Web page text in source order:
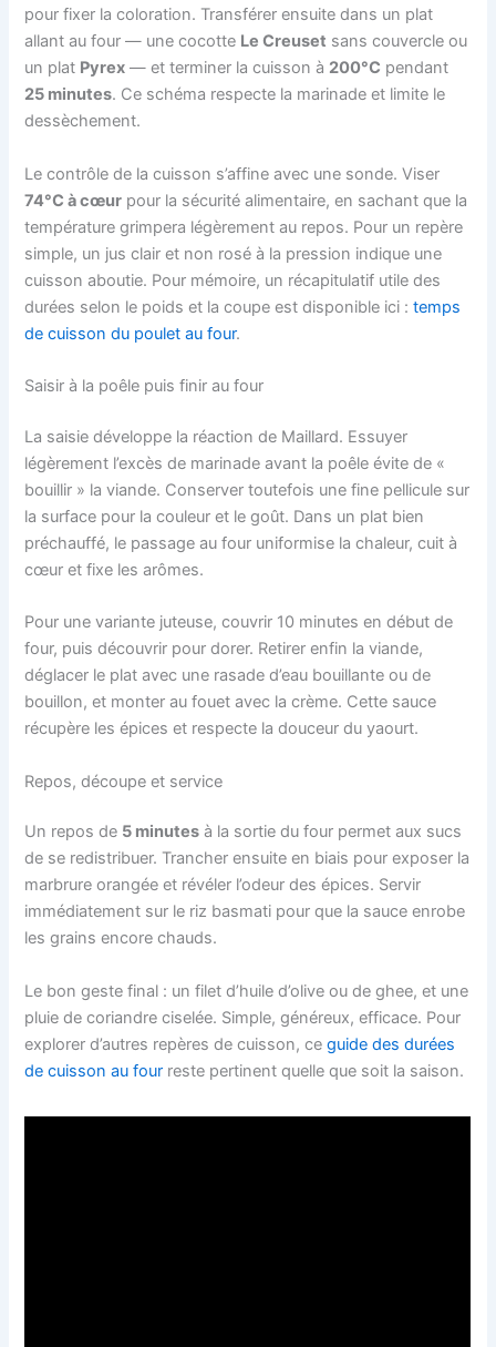
pour fixer la coloration. Transférer ensuite dans un plat
allant au four — une cocotte Le Creuset sans couvercle ou
un plat Pyrex — et terminer la cuisson à 200°C pendant
25 minutes. Ce schéma respecte la marinade et limite le
dessèchement.
Le contrôle de la cuisson s’affine avec une sonde. Viser
74°C à cœur pour la sécurité alimentaire, en sachant que la
température grimpera légèrement au repos. Pour un repère
simple, un jus clair et non rosé à la pression indique une
cuisson aboutie. Pour mémoire, un récapitulatif utile des
durées selon le poids et la coupe est disponible ici :temps
de cuisson du poulet au four.
Saisir à la poêle puis finir au four
La saisie développe la réaction de Maillard. Essuyer
légèrement l’excès de marinade avant la poêle évite de «
bouillir » la viande. Conserver toutefois une fine pellicule sur
la surface pour la couleur et le goût. Dans un plat bien
préchauffé, le passage au four uniformise la chaleur, cuit à
cœur et fixe les arômes.
Pour une variante juteuse, couvrir 10 minutes en début de
four, puis découvrir pour dorer. Retirer enfin la viande,
déglacer le plat avec une rasade d’eau bouillante ou de
bouillon, et monter au fouet avec la crème. Cette sauce
récupère les épices et respecte la douceur du yaourt.
Repos, découpe et service
Un repos de 5 minutes à la sortie du four permet aux sucs
de se redistribuer. Trancher ensuite en biais pour exposer la
marbrure orangée et révéler l’odeur des épices. Servir
immédiatement sur le riz basmati pour que la sauce enrobe
les grains encore chauds.
Le bon geste final : un filet d’huile d’olive ou de ghee, et une
pluie de coriandre ciselée. Simple, généreux, efficace. Pour
explorer d’autres repères de cuisson, ceguide des durées
de cuisson au four reste pertinent quelle que soit la saison.